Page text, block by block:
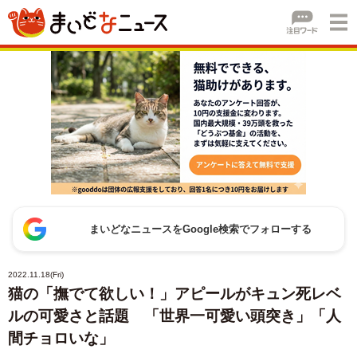
まいどなニュースをGoogle検索でフォローする
2022.11.18(Fri)
猫の「撫でて欲しい！」アピールがキュン死レベ
ルの可愛さと話題 「世界一可愛い頭突き」「人
間チョロいな」